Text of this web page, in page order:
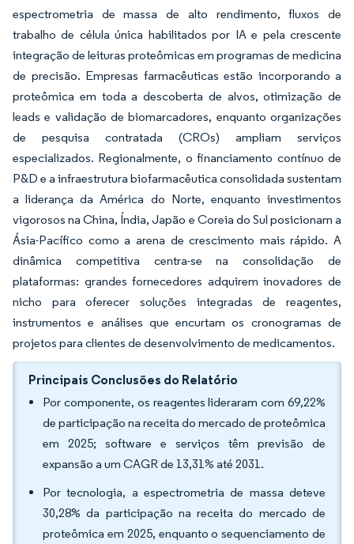
espectrometria de massa de alto rendimento, fluxos de
trabalho de célula única habilitados por IA e pela crescente
integração de leituras proteômicas em programas de medicina
de precisão. Empresas farmacêuticas estão incorporando a
proteômica em toda a descoberta de alvos, otimização de
leads e validação de biomarcadores, enquanto organizações
de pesquisa contratada (CROs) ampliam serviços
especializados. Regionalmente, o financiamento contínuo de
P&D e a infraestrutura biofarmacêutica consolidada sustentam
a liderança da América do Norte, enquanto investimentos
vigorosos na China, Índia, Japão e Coreia do Sul posicionam a
Ásia-Pacífico como a arena de crescimento mais rápido. A
dinâmica competitiva centra-se na consolidação de
plataformas: grandes fornecedores adquirem inovadores de
nicho para oferecer soluções integradas de reagentes,
instrumentos e análises que encurtam os cronogramas de
projetos para clientes de desenvolvimento de medicamentos.
Principais Conclusões do Relatório
Por componente, os reagentes lideraram com 69,22%
de participação na receita do mercado de proteômica
em 2025; software e serviços têm previsão de
expansão a um CAGR de 13,31% até 2031.
Por tecnologia, a espectrometria de massa deteve
30,28% da participação na receita do mercado de
proteômica em 2025, enquanto o sequenciamento de